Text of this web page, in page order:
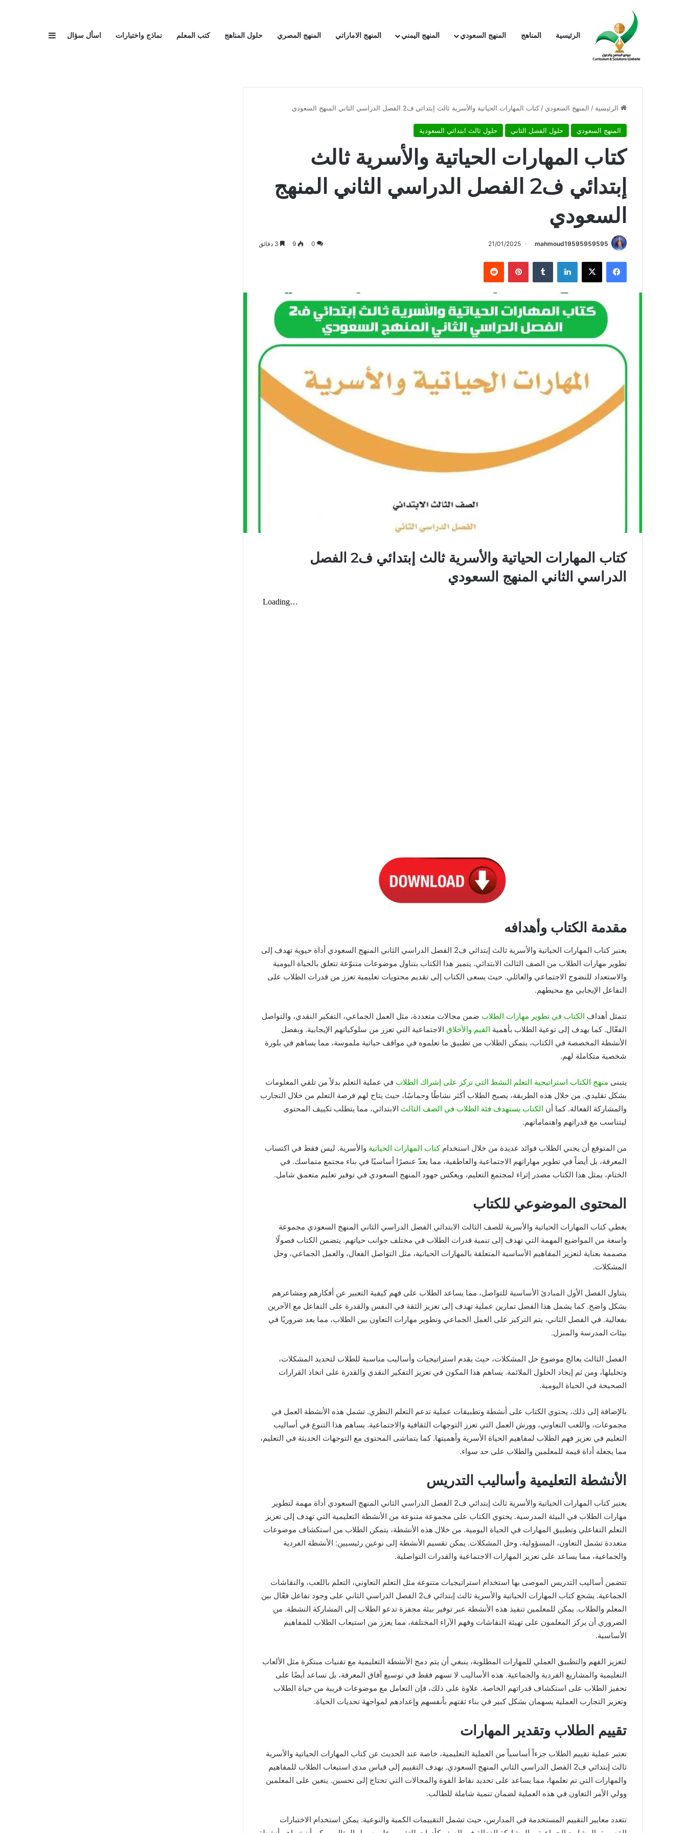
الرئيسية المناهج المنهج السعودي المنهج اليمني المنهج الاماراتي المنهج المصري حلول المناهج كتب المعلم نماذج واختبارات اسأل سؤال إضافة عمود
الرئيسية / المنهج السعودي / كتاب المهارات الحياتية والأسرية ثالث إبتدائي ف2 الفصل الدراسي الثاني المنهج السعودي
المنهج السعودي حلول الفصل الثاني حلول ثالث ابتدائي السعودية
كتاب المهارات الحياتية والأسرية ثالث
إبتدائي ف2 الفصل الدراسي الثاني المنهج
السعودي
mahmoud19595959595
21/01/2025
0
9
فيسبوك X لينكدإن بينتيريست
كتاب المهارات الحياتية والأسرية ثالث إبتدائي ف2 الفصل
الدراسي الثاني المنهج السعودي
مقدمة الكتاب وأهدافه
يعتبر كتاب المهارات الحياتية والأسرية ثالث إبتدائي ف2 الفصل الدراسي الثاني المنهج السعودي أداة حيوية تهدف إلى
تطوير مهارات الطلاب من الصف الثالث الابتدائي. يتميز هذا الكتاب بتناول موضوعات متنوّعة تتعلق بالحياة اليومية
والاستعداد للنضوج الاجتماعي والعائلي. حيث يسعى الكتاب إلى تقديم محتويات تعليمية تعزز من قدرات الطلاب على
التفاعل الإيجابي مع محيطهم.
تتمثل أهداف الكتاب في تطوير مهارات الطلاب ضمن مجالات متعددة، مثل العمل الجماعي، التفكير النقدي، والتواصل
الفعّال. كما يهدف إلى توعية الطلاب بأهمية القيم والأخلاق الاجتماعية التي تعزز من سلوكياتهم الإيجابية. وبفضل
الأنشطة المخصصة في الكتاب، يتمكن الطلاب من تطبيق ما تعلموه في مواقف حياتية ملموسة، مما يساهم في بلورة
شخصية متكاملة لهم.
يتبنى منهج الكتاب استراتيجية التعلم النشط التي تركز على إشراك الطلاب في عملية التعلم بدلاً من تلقي المعلومات
بشكل تقليدي. من خلال هذه الطريقة، يصبح الطلاب أكثر نشاطًا وحماسًا، حيث يتاح لهم فرصة التعلم من خلال التجارب
والمشاركة الفعالة. كما أن الكتاب يستهدف فئة الطلاب في الصف الثالث الابتدائي، مما يتطلب تكييف المحتوى
ليتناسب مع قدراتهم واهتماماتهم.
من المتوقع أن يجني الطلاب فوائد عديدة من خلال استخدامكتاب المهارات الحياتية والأسرية. ليس فقط في اكتساب
المعرفة، بل أيضاً في تطوير مهاراتهم الاجتماعية والعاطفية، مما يعدّ عنصرًا أساسيًا في بناء مجتمع متماسك. في
الختام، يمثل هذا الكتاب مصدر إثراء لمجتمع التعليم، ويعكس جهود المنهج السعودي في توفير تعليم متعمق شامل.
المحتوى الموضوعي للكتاب
يغطي كتاب المهارات الحياتية والأسرية للصف الثالث الابتدائي الفصل الدراسي الثاني المنهج السعودي مجموعة
واسعة من المواضيع المهمة التي تهدف إلى تنمية قدرات الطلاب في مختلف جوانب حياتهم. يتضمن الكتاب فصولًا
مصممة بعناية لتعزيز المفاهيم الأساسية المتعلقة بالمهارات الحياتية، مثل التواصل الفعال، والعمل الجماعي، وحل
المشكلات.
يتناول الفصل الأول المبادئ الأساسية للتواصل، مما يساعد الطلاب على فهم كيفية التعبير عن أفكارهم ومشاعرهم
بشكل واضح. كما يشمل هذا الفصل تمارين عملية تهدف إلى تعزيز الثقة في النفس والقدرة على التفاعل مع الآخرين
بفعالية. في الفصل الثاني، يتم التركيز على العمل الجماعي وتطوير مهارات التعاون بين الطلاب، مما يعد ضروريًا في
بيئات المدرسة والمنزل.
الفصل الثالث يعالج موضوع حل المشكلات، حيث يقدم استراتيجيات وأساليب مناسبة للطلاب لتحديد المشكلات،
وتحليلها، ومن ثم إيجاد الحلول الملائمة. يساهم هذا المكون في تعزيز التفكير النقدي والقدرة على اتخاذ القرارات
الصحيحة في الحياة اليومية.
بالإضافة إلى ذلك، يحتوي الكتاب على أنشطة وتطبيقات عملية تدعم التعلم النظري. تشمل هذه الأنشطة العمل في
مجموعات، واللعب التعاوني، وورش العمل التي تعزز التوجهات الثقافية والاجتماعية. يساهم هذا التنوع في أساليب
التعليم في تعزيز فهم الطلاب لمفاهيم الحياة الأسرية وأهميتها. كما يتماشى المحتوى مع التوجهات الحديثة في التعليم،
مما يجعله أداة قيمة للمعلمين والطلاب على حد سواء.
الأنشطة التعليمية وأساليب التدريس
يعتبر كتاب المهارات الحياتية والأسرية ثالث إبتدائي ف2 الفصل الدراسي الثاني المنهج السعودي أداة مهمة لتطوير
مهارات الطلاب في البيئة المدرسية. يحتوي الكتاب على مجموعة متنوعة من الأنشطة التعليمية التي تهدف إلى تعزيز
التعلم التفاعلي وتطبيق المهارات في الحياة اليومية. من خلال هذه الأنشطة، يتمكن الطلاب من استكشاف موضوعات
متعددة تشمل التعاون، المسؤولية، وحل المشكلات. يمكن تقسيم الأنشطة إلى نوعين رئيسيين: الأنشطة الفردية
والجماعية، مما يساعد على تعزيز المهارات الاجتماعية والقدرات التواصلية.
تتضمن أساليب التدريس الموصى بها استخدام استراتيجيات متنوعة مثل التعلم التعاوني، التعلم باللعب، والنقاشات
الجماعية. يشجع كتاب المهارات الحياتية والأسرية ثالث إبتدائي ف2 الفصل الدراسي الثاني على وجود تفاعل فعّال بين
المعلم والطلاب. يمكن للمعلمين تنفيذ هذه الأنشطة عبر توفير بيئة محفزة تدعو الطلاب إلى المشاركة النشطة. من
الضروري أن يركز المعلمون على تهيئة النقاشات وفهم الآراء المختلفة، مما يعزز من استيعاب الطلاب للمفاهيم
الأساسية.
لتعزيز الفهم والتطبيق العملي للمهارات المطلوبة، ينبغي أن يتم دمج الأنشطة التعليمية مع تقنيات مبتكرة مثل الألعاب
التعليمية والمشاريع الفردية والجماعية. هذه الأساليب لا تسهم فقط في توسيع آفاق المعرفة، بل تساعد أيضًا على
تحفيز الطلاب على استكشاف قدراتهم الخاصة. علاوة على ذلك، فإن التعامل مع موضوعات قريبة من حياة الطلاب
وتعزيز التجارب العملية يسهمان بشكل كبير في بناء ثقتهم بأنفسهم وإعدادهم لمواجهة تحديات الحياة.
تقييم الطلاب وتقدير المهارات
تعتبر عملية تقييم الطلاب جزءاً أساسياً من العملية التعليمية، خاصة عند الحديث عن كتاب المهارات الحياتية والأسرية
ثالث إبتدائي ف2 الفصل الدراسي الثاني المنهج السعودي. يهدف التقييم إلى قياس مدى استيعاب الطلاب للمفاهيم
والمهارات التي تم تعلمها، مما يساعد على تحديد نقاط القوة والمجالات التي تحتاج إلى تحسين. يتعين على المعلمين
وولي الأمر التعاون في هذه العملية لضمان تنمية شاملة للطالب.
تتعدد معايير التقييم المستخدمة في المدارس، حيث تشمل التقييمات الكمية والنوعية. يمكن استخدام الاختبارات